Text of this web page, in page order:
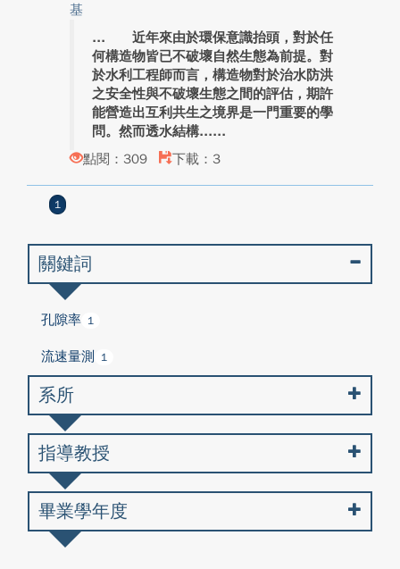
基
近年來由於環保意識抬頭，對於任
何構造物皆已不破壞自然生態為前提。對
於水利工程師而言，構造物對於治水防洪
之安全性與不破壞生態之間的評估，期許
能營造出互利共生之境界是一門重要的學
問。然而透水結構...
點閱：309
下載：3
1
關鍵詞
孔隙率 1
流速量測 1
系所
指導教授
畢業學年度